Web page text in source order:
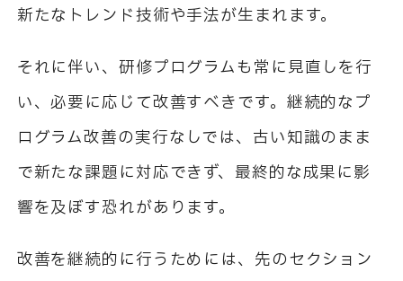
新たなトレンド技術や手法が生まれます。
それに伴い、研修プログラムも常に見直しを行
い、必要に応じて改善すべきです。継続的なプ
ログラム改善の実行なしでは、古い知識のまま
で新たな課題に対応できず、最終的な成果に影
響を及ぼす恐れがあります。
改善を継続的に行うためには、先のセクション